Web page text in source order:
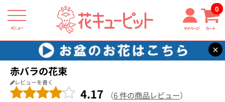
メニュー マイページ カート
0
×
花キューピット 退職祝い 【退職祝い】赤バラの花束
赤バラの花束
レビューを書く
4.17 （6 件の商品レビュー）